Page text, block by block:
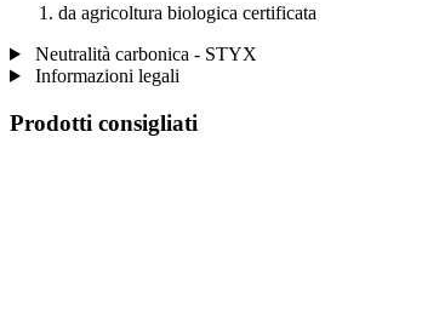
da agricoltura biologica certificata
Neutralità carbonica - STYX
Informazioni legali
Prodotti consigliati